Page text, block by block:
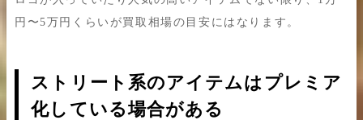
円〜5万円くらいが買取相場の目安にはなります。
ストリート系のアイテムはプレミア
化している場合がある